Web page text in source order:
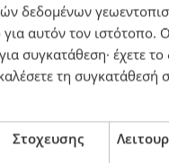
ήρωες
δεδομένων
αυτόν τον ιστότοπο.
συγκατάθεση· έχετε το
τη συγκατάθεσή
Στοχευσης